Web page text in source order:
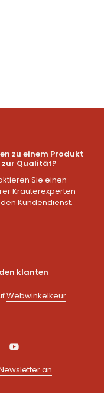
zu einem Produkt
zur Qualität?
Sie einen
Kräuterexperten
Kundendienst.
klanten
Webwinkelkeur
an